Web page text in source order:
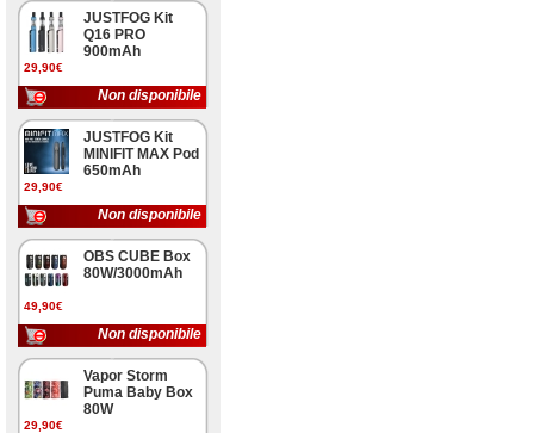
29,90€
JUSTFOG Kit
Q16 PRO
900mAh
Non disponibile
29,90€
JUSTFOG Kit
MINIFIT MAX Pod
650mAh
Non disponibile
49,90€
OBS CUBE Box
80W/3000mAh
Non disponibile
29,90€
Vapor Storm
Puma Baby Box
80W